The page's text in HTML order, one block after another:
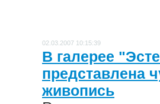
02.03.2007 10:15:39
В галерее
представлена
живопись